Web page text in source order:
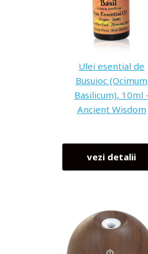
Ulei esential de
Busuioc (Ocimum
Basilicum), 10ml -
Ancient Wisdom
vezi detalii